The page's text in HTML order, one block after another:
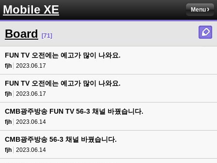
Mobile XE Menu
Board [71]
FUN TV 오전에는 예고가 많이 나와요.
fjh 2023.06.17
FUN TV 오전에는 예고가 많이 나와요.
fjh 2023.06.17
CMB광주방송 FUN TV 56-3 채널 바꿨습니다.
fjh 2023.06.14
CMB광주방송 56-3 채널 바꿨습니다.
fjh 2023.06.14